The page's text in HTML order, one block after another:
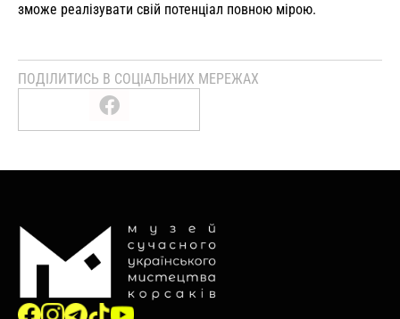
зможе реалізувати свій потенціал повною мірою.
ПОДІЛИТИСЬ В СОЦІАЛЬНИХ МЕРЕЖАХ